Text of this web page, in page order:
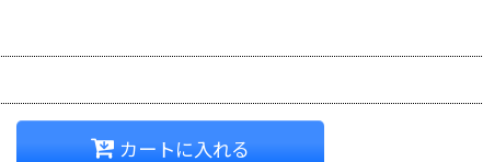
カートに入れる